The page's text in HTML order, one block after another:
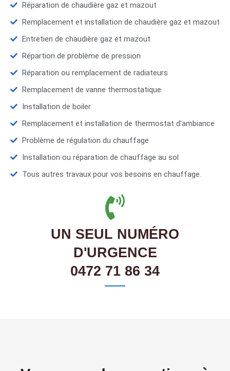
Réparation de chaudière gaz et mazout
Remplacement et installation de chaudière gaz et mazout
Entretien de chaudière gaz et mazout
Répartion de problème de pression
Réparation ou remplacement de radiateurs
Remplacement de vanne thermostatique
Installation de boiler
Remplacement et installation de thermostat d'ambiance
Problème de régulation du chauffage
Installation ou réparation de chauffage au sol
Tous autres travaux pour vos besoins en chauffage.
UN SEUL NUMÉRO
D'URGENCE
0472 71 86 34